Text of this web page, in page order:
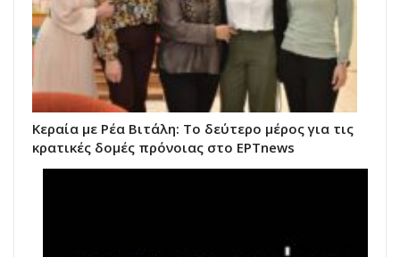
Κεραία με Ρέα Βιτάλη: Το δεύτερο μέρος για τις
κρατικές δομές πρόνοιας στο ΕΡΤnews